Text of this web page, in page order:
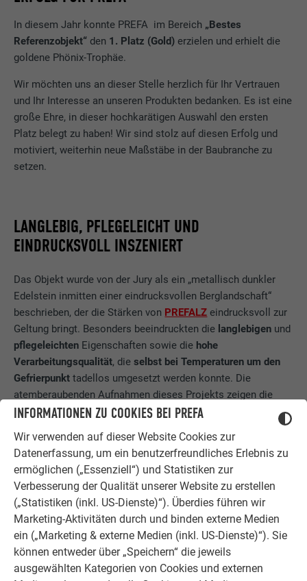
INFORMATIONEN ZU COOKIES BEI PREFA
Wir verwenden auf dieser Website Cookies zur
Datenerfassung, um ein benutzerfreundliches Erlebnis zu
ermöglichen („Essenziell“) und Statistiken zur
Verbesserung der Qualität unserer Website zu erstellen
(„Statistiken (inkl. US-Dienste)“). Überdies führen wir
Marketing-Aktivitäten durch und binden externe Medien
ein („Marketing & externe Medien (inkl. US-Dienste)“). Sie
können entweder über „Speichern“ die jeweils
ausgewählten Kategorien von Cookies und externen
In diesem Jahr konnte PREFA im Bereich „Bestes
Referenzobjekt“ den 1. Platz (Gold) erzielen und erhielt die
goldene Phönix-Trophäe.
Wir möchten uns an dieser Stelle herzlich für Ihr Vertrauen
und Ihr Interesse an unseren Produkten bedanken. Es ist eine
große Ehre, in dieser hochkarätigen Auswahl den ersten
Platz belegt zu haben! Wir sind stolz auf diesen Erfolg und
motiviert, weiterhin neue Maßstäbe in der Baubranche zu
setzen.
LANGLEBIG, PFLEGELEICHT UND
EINDRUCKSVOLL INSZENIERT
Das Objekt wurde von der Jury als ein „metallisch dunkler
Edelstein inmitten einer eindrucksvollen Berglandschaft“
beschrieben, der die Stärken von PREFALZ eindrucksvoll zur
Geltung bringt. Besonders beeindruckten die langlebigen und
pflegeleichten Eigenschaften sowie die hohe
Verarbeitungsqualität, dieselbst bei Temperaturen um den
Gefrierpunkt tadellos umgesetzt werden konnte. Die
atemberaubenden Aufnahmen dieses Projekts zeigen die
erstklassige Materialqualität und machen das Objekt zu